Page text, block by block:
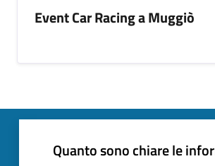
Event Car Racing a Muggiò
Quanto sono chiare le